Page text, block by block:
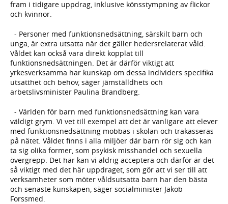
fram i tidigare uppdrag, inklusive könsstympning av flickor
och kvinnor.
- Personer med funktionsnedsättning, särskilt barn och
unga, är extra utsatta när det gäller hedersrelaterat våld.
Våldet kan också vara direkt kopplat till
funktionsnedsättningen. Det är därför viktigt att
yrkesverksamma har kunskap om dessa individers specifika
utsatthet och behov, säger jämställdhets och
arbetslivsminister Paulina Brandberg.
- Världen för barn med funktionsnedsättning kan vara
väldigt grym. Vi vet till exempel att det är vanligare att elever
med funktionsnedsättning mobbas i skolan och trakasseras
på nätet. Våldet finns i alla miljöer där barn rör sig och kan
ta sig olika former, som psykisk misshandel och sexuella
övergrepp. Det här kan vi aldrig acceptera och därför är det
så viktigt med det här uppdraget, som gör att vi ser till att
verksamheter som möter våldsutsatta barn har den bästa
och senaste kunskapen, säger socialminister Jakob
Forssmed.